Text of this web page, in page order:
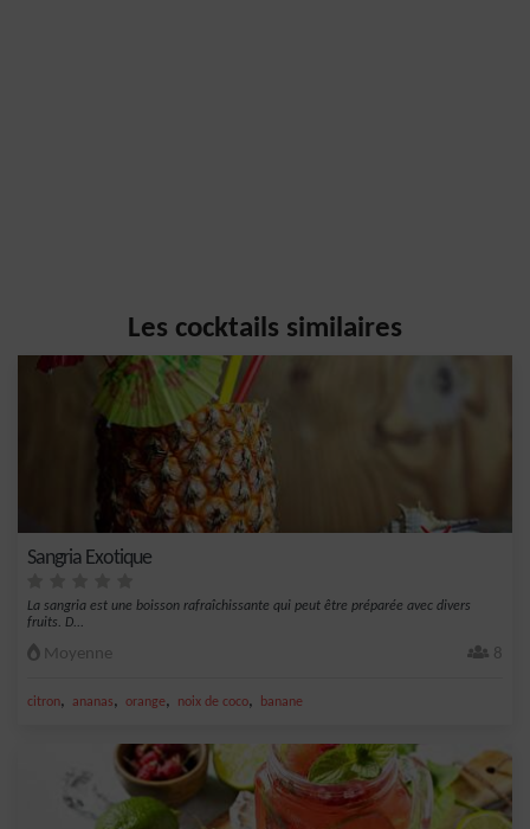
Les cocktails similaires
Sangria Exotique
La sangria est une boisson rafraîchissante qui peut être préparée avec divers
fruits. D...
Moyenne 8
citron, ananas, orange, noix de coco, banane